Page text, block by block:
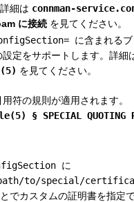
細は connman-
に接続 を見てください。
に含まれる
定をサポートします。詳細
を見てください。
符の規則が適用されます。
§ SPECIAL QUOTING
に
to/special/
でカスタムの証明書を指定で